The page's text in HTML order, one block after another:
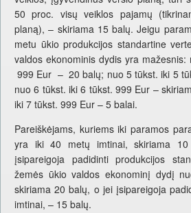
50 proc. visų veiklos pajamų
planą), – skiriama 15 balų. Jeigu
metu ūkio produkcijos standartine
valdos ekonominis dydis yra
999 Eur – 20 balų; nuo 5 tūkst. iki 5
nuo 6 tūkst. iki 6 tūkst. 999 Eur –
iki 7 tūkst. 999 Eur – 5 balai.
Pareiškėjams, kuriems iki paramos
yra iki 40 metų imtinai, skiriama
įsipareigoja padidinti produkcijos
žemės ūkio valdos ekonominį dydį
skiriama 20 balų, o jei įsipareigoja
imtinai, – 15 balų.